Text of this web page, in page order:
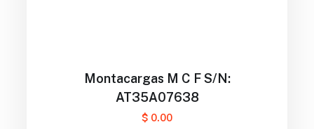
Montacargas M C F S/N:
AT35A07638
$ 0.00